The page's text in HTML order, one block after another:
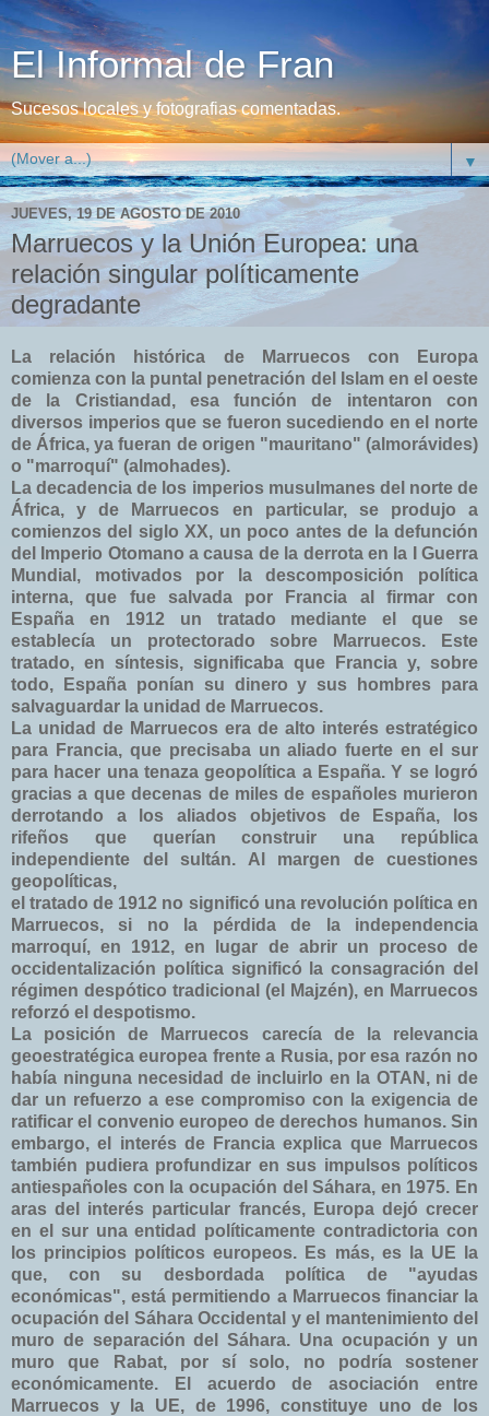
El Informal de Fran
Sucesos locales y fotografias comentadas.
▼
JUEVES, 19 DE AGOSTO DE 2010
Marruecos y la Unión Europea: una
relación singular políticamente
degradante
La relación histórica de Marruecos con Europa
comienza con la puntal penetración del Islam en el oeste
de la Cristiandad, esa función de intentaron con
diversos imperios que se fueron sucediendo en el norte
de África, ya fueran de origen "mauritano" (almorávides)
o "marroquí" (almohades).
La decadencia de los imperios musulmanes del norte de
África, y de Marruecos en particular, se produjo a
comienzos del siglo XX, un poco antes de la defunción
del Imperio Otomano a causa de la derrota en la I Guerra
Mundial, motivados por la descomposición política
interna, que fue salvada por Francia al firmar con
España en 1912 un tratado mediante el que se
establecía un protectorado sobre Marruecos. Este
tratado, en síntesis, significaba que Francia y, sobre
todo, España ponían su dinero y sus hombres para
salvaguardar la unidad de Marruecos.
La unidad de Marruecos era de alto interés estratégico
para Francia, que precisaba un aliado fuerte en el sur
para hacer una tenaza geopolítica a España. Y se logró
gracias a que decenas de miles de españoles murieron
derrotando a los aliados objetivos de España, los
rifeños que querían construir una república
independiente del sultán. Al margen de cuestiones
geopolíticas,
el tratado de 1912 no significó una revolución política en
Marruecos, si no la pérdida de la independencia
marroquí, en 1912, en lugar de abrir un proceso de
occidentalización política significó la consagración del
régimen despótico tradicional (el Majzén), en Marruecos
reforzó el despotismo.
La posición de Marruecos carecía de la relevancia
geoestratégica europea frente a Rusia, por esa razón no
había ninguna necesidad de incluirlo en la OTAN, ni de
dar un refuerzo a ese compromiso con la exigencia de
ratificar el convenio europeo de derechos humanos. Sin
embargo, el interés de Francia explica que Marruecos
también pudiera profundizar en sus impulsos políticos
antiespañoles con la ocupación del Sáhara, en 1975. En
aras del interés particular francés, Europa dejó crecer
en el sur una entidad políticamente contradictoria con
los principios políticos europeos. Es más, es la UE la
que, con su desbordada política de "ayudas
económicas", está permitiendo a Marruecos financiar la
ocupación del Sáhara Occidental y el mantenimiento del
muro de separación del Sáhara. Una ocupación y un
muro que Rabat, por sí solo, no podría sostener
económicamente. El acuerdo de asociación entre
Marruecos y la UE, de 1996, constituye uno de los